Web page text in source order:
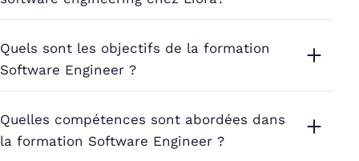
Quels sont les objectifs de la formation
Software Engineer ?
Quelles compétences sont abordées dans
la formation Software Engineer ?